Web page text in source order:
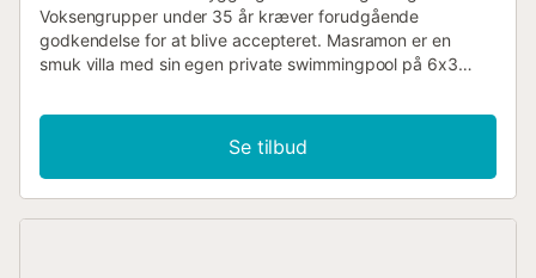
Voksengrupper under 35 år kræver forudgående
godkendelse for at blive accepteret. Masramon er en
smuk villa med sin egen private swimmingpool på 6x3
stranden. Den består af en suite og fire dobbeltværelser,
to med dobbeltsenge, et med to enkeltsenge og et med to
køjesenge. Stuen og spisestuen har udgang til terrassen
og haven. I stuen er der to sofaer, to lænestole og en pejs.
Se tilbud